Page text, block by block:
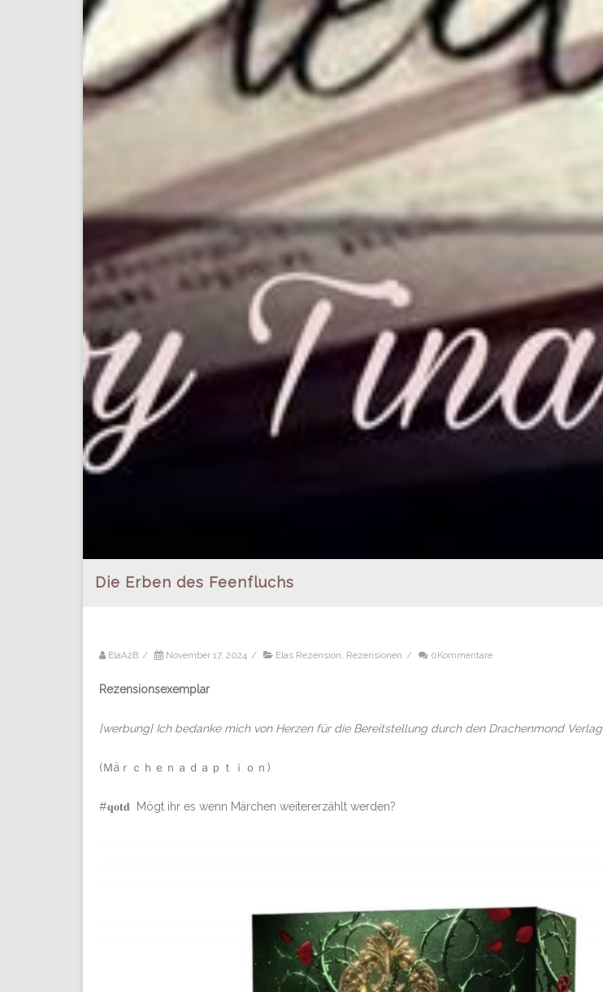
Die Erben des Feenfluchs
ElaA2B / November 17, 2024 / Elas Rezension, Rezensionen / 0Kommentare
Rezensionsexemplar
[werbung] Ich bedanke mich von Herzen für die Bereitstellung durch den Drachenmond Verlag
(Ｍäｒｃｈｅｎａｄａｐｔｉｏｎ)
#𝐪𝐨𝐭𝐝 Mögt ihr es wenn Märchen weitererzählt werden?